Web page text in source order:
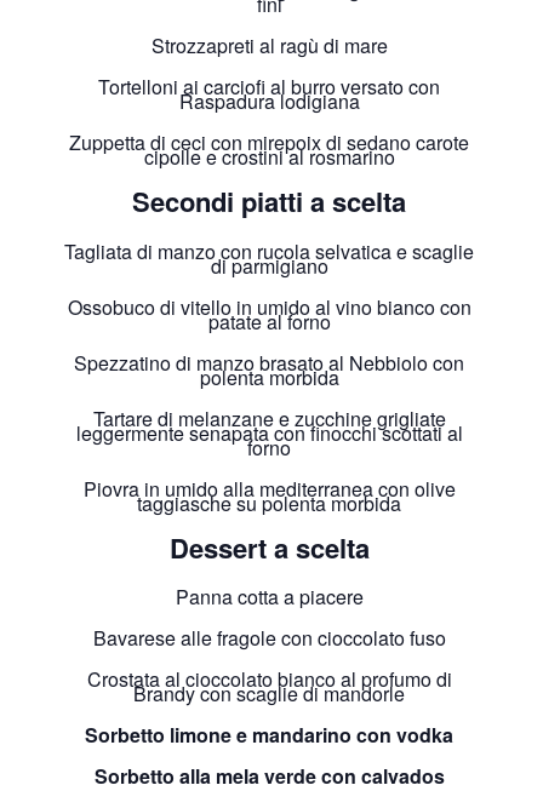
Strozzapreti al ragù di mare
Tortelloni ai carciofi al burro versato con
Raspadura lodigiana
Zuppetta di ceci con mirepoix di sedano carote
cipolle e crostini al rosmarino
Secondi piatti a scelta
Tagliata di manzo con rucola selvatica e scaglie
di parmigiano
Ossobuco di vitello in umido al vino bianco con
patate al forno
Spezzatino di manzo brasato al Nebbiolo con
polenta morbida
Tartare di melanzane e zucchine grigliate
leggermente senapata con finocchi scottati al
forno
Piovra in umido alla mediterranea con olive
taggiasche su polenta morbida
Dessert a scelta
Panna cotta a piacere
Bavarese alle fragole con cioccolato fuso
Crostata al cioccolato bianco al profumo di
Brandy con scaglie di mandorle
Sorbetto limone e mandarino con vodka
Sorbetto alla mela verde con calvados